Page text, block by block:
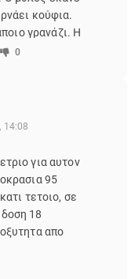
κούφια.
γρανάζι. Η
Δεν
0
14:08
για αυτον
95
τετοιο, σε
18
απο